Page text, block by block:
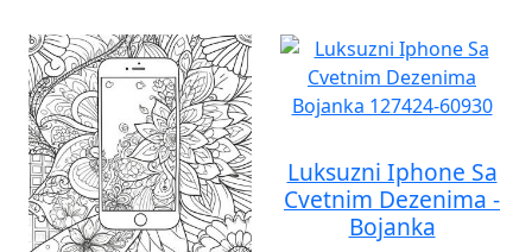
Luksuzni Iphone Sa
Cvetnim Dezenima -
Bojanka